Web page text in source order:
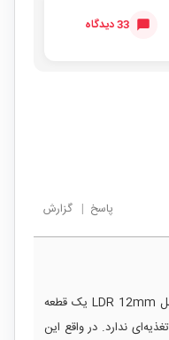
33 دیدگاه
پاسخ | گزارش
سلام و احترام، فتوسل LDR 12mm یک قطعه
ندارد. در واقع این